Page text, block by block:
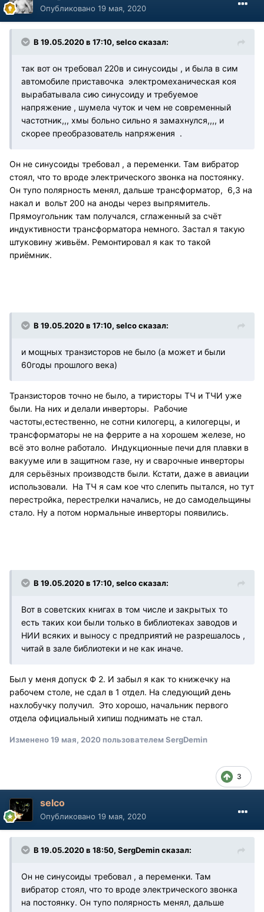
Опубликовано 19 мая, 2020
В 19.05.2020 в 17:10, selco сказал:
так вот он требовал 220в и синусоиды , и была в сим
автомобиле приставочка электромеханическая коя
вырабатывала сию синусоиду и требуемое
напряжение , шумела чуток и чем не современный
частотник,,, хмы больно сильно я замахнулся,,,, и
скорее преобразователь напряжения .
Он не синусоиды требовал , а переменки. Там вибратор
стоял, что то вроде электрического звонка на постоянку.
Он тупо полярность менял, дальше трансформатор, 6,3 на
накал и вольт 200 на аноды через выпрямитель.
Прямоугольник там получался, сглаженный за счёт
индуктивности трансформатора немного. Застал я такую
штуковину живьём. Ремонтировал я как то такой
приёмник.
В 19.05.2020 в 17:10, selco сказал:
и мощных транзисторов не было (а может и были
60годы прошлого века)
Транзисторов точно не было, а тиристоры ТЧ и ТЧИ уже
были. На них и делали инверторы. Рабочие
частоты,естественно, не сотни килогерц, а килогерцы, и
трансформаторы не на феррите а на хорошем железе, но
всё это волне работало. Индукционные печи для плавки в
вакууме или в защитном газе, ну и сварочные инверторы
для серьёзных производств были. Кстати, даже в авиации
использовали. На ТЧ я сам кое что слепить пытался, но тут
перестройка, перестрелки начались, не до самодельщины
стало. Ну а потом нормальные инверторы появились.
В 19.05.2020 в 17:10, selco сказал:
Вот в советских книгах в том числе и закрытых то
есть таких кои были только в библиотеках заводов и
НИИ всяких и выносу с предприятий не разрешалось ,
читай в зале библиотеки и не как иначе.
Был у меня допуск Ф 2. И забыл я как то книжечку на
рабочем столе, не сдал в 1 отдел. На следующий день
нахлобучку получил. Это хорошо, начальник первого
отдела официальный хипиш поднимать не стал.
Изменено19 мая, 2020пользователем SergDemin
3
selco
Опубликовано 19 мая, 2020
В 19.05.2020 в 18:50, SergDemin сказал:
Он не синусоиды требовал , а переменки. Там
вибратор стоял, что то вроде электрического звонка
на постоянку. Он тупо полярность менял, дальше